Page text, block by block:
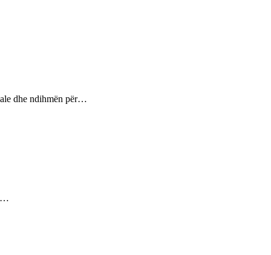
dhe ndihmën për…